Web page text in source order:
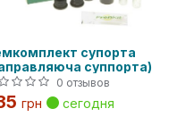
супорта
суппорта)
0 отзывов
грн сегодня